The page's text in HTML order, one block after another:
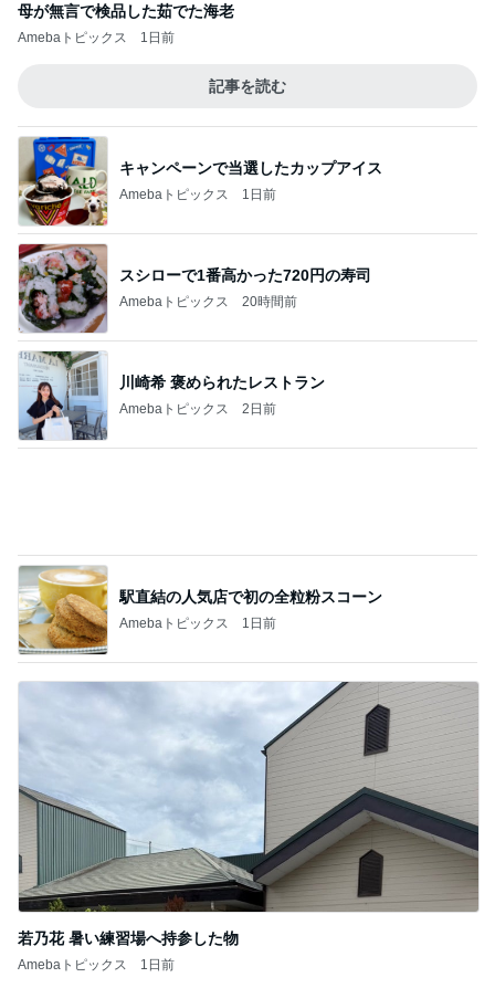
駅直結の人気店で初の全粒粉スコーン
Amebaトピックス 1日前
記事を読む
まさに持ってて損なしのキャミワンピ
願いを込めて応募した新たなプレビュー
1日前
早く買わなかったことを後悔した物
Amebaトピックス 1日前